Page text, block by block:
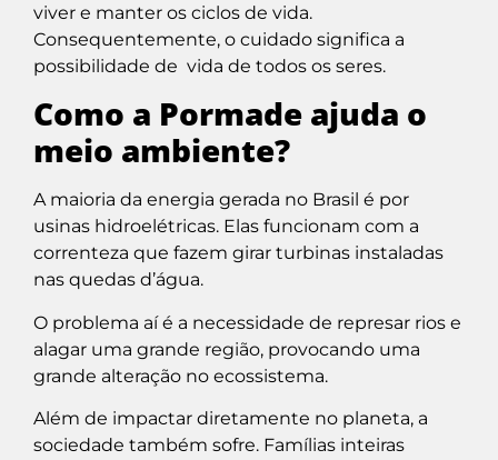
viver e manter os ciclos de vida.
Consequentemente, o cuidado significa a
possibilidade de vida de todos os seres.
Como a Pormade ajuda o
meio ambiente?
A maioria da energia gerada no Brasil é por
usinas hidroelétricas. Elas funcionam com a
correnteza que fazem girar turbinas instaladas
nas quedas d’água.
O problema aí é a necessidade de represar rios e
alagar uma grande região, provocando uma
grande alteração no ecossistema.
Além de impactar diretamente no planeta, a
sociedade também sofre. Famílias inteiras